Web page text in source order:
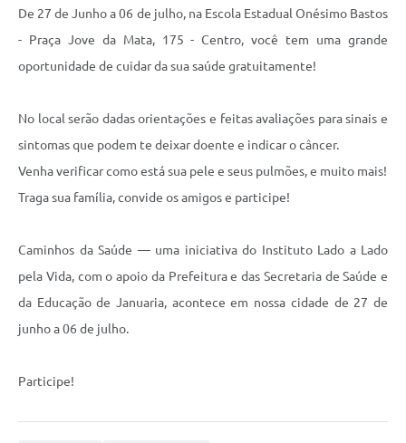
Enquete
SIC
Fotos - Eventos Oficiais
De 27 de Junho a 06 de julho, na Escola Estadual Onésimo Bastos
- Praça Jove da Mata, 175 - Centro, você tem uma grande
oportunidade de cuidar da sua saúde gratuitamente!
No local serão dadas orientações e feitas avaliações para sinais e
sintomas que podem te deixar doente e indicar o câncer.
Venha verificar como está sua pele e seus pulmões, e muito mais!
Traga sua família, convide os amigos e participe!
Caminhos da Saúde — uma iniciativa do Instituto Lado a Lado
pela Vida, com o apoio da Prefeitura e das Secretaria de Saúde e
da Educação de Januaria, acontece em nossa cidade de 27 de
junho a 06 de julho.
Participe!